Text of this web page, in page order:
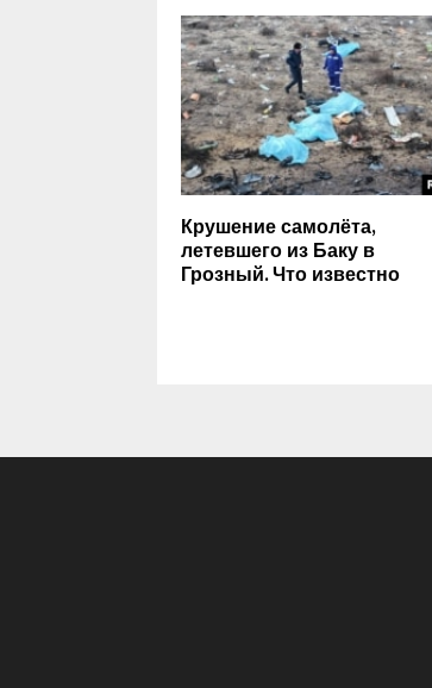
Крушение самолёта,
летевшего из Баку в
Грозный. Что известно